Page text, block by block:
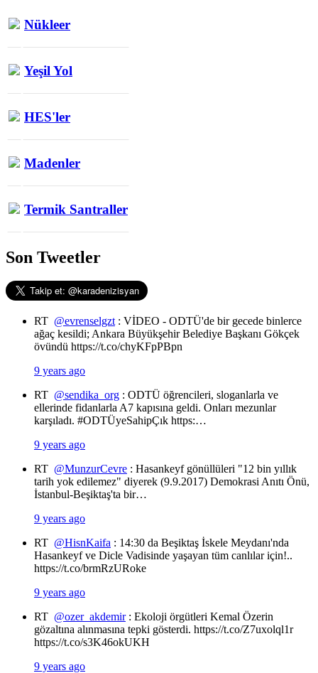
Nükleer
Yeşil Yol
HES'ler
Madenler
Termik Santraller
Son Tweetler
RT @evrenselgzt: VİDEO - ODTÜ'de bir gecede binlerce
ağaç kesildi; Ankara Büyükşehir Belediye Başkanı Gökçek
övündü https://t.co/chyKFpPBpn
9 years ago
RT @sendika_org : ODTÜ öğrencileri, sloganlarla ve
ellerinde fidanlarla A7 kapısına geldi. Onları mezunlar
karşıladı. #ODTÜyeSahipÇık https:…
9 years ago
RT @MunzurCevre : Hasankeyf gönüllüleri "12 bin yıllık
tarih yok edilemez" diyerek (9.9.2017) Demokrasi Anıtı Önü,
İstanbul-Beşiktaş'ta bir…
9 years ago
RT @HisnKaifa : 14:30 da Beşiktaş İskele Meydanı'nda
Hasankeyf ve Dicle Vadisinde yaşayan tüm canlılar için!..
https://t.co/brmRzURoke
9 years ago
RT @ozer_akdemir: Ekoloji örgütleri Kemal Özerin
gözaltına alınmasına tepki gösterdi. https://t.co/Z7uxolql1r
https://t.co/s3K46okUKH
9 years ago